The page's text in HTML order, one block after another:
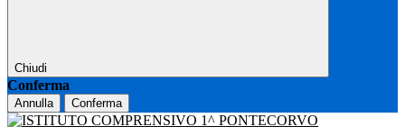
Chiudi
Conferma
Annulla Conferma